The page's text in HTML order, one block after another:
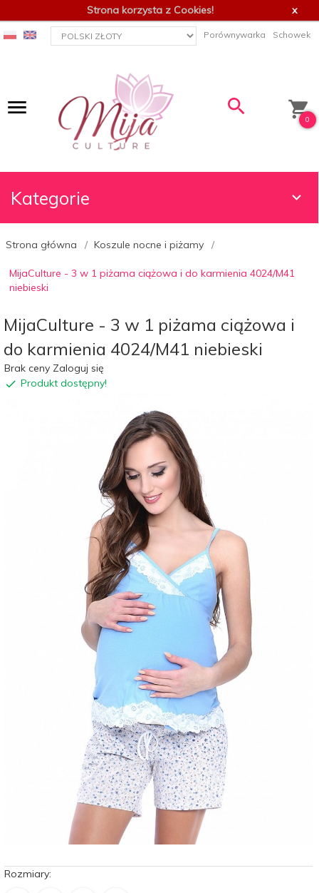
Strona korzysta z Cookies! x
currency_h Porównywarka Schowek
0
Kategorie
Strona główna Koszule nocne i piżamy
MijaCulture - 3 w 1 piżama ciążowa i do karmienia 4024/M41
niebieski
MijaCulture - 3 w 1 piżama ciążowa i
do karmienia 4024/M41 niebieski
Brak ceny Zaloguj się
Produkt dostępny!
Rozmiary: